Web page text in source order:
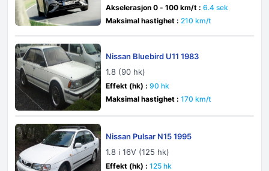
Akselerasjon 0 - 100 km/t : 6.4 sek
Maksimal hastighet : 210 km/t
Nissan Bluebird U11 1983
1.8 (90 hk)
Effekt (hk) : 90 hk
Maksimal hastighet : 170 km/t
Nissan Pulsar N15 1995
1.8 i 16V (125 hk)
Effekt (hk) : 125 hk